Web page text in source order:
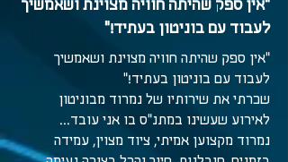
"אין ספק שהיתה חוויה מצוינת ושאמשיך
לעבוד עם בוניטון בעתיד!"
"אין ספק שהיתה חוויה מצוינת ושאמשיך
לעבוד עם בוניטון בעתיד!"
שכרתי את שירותיו של נמרוד מבוניטון
לאירוע שעשינו במתנ"ס בו אני עובד...
נמרוד מקצוען אמיתי, ציוד מצוין, עמידה